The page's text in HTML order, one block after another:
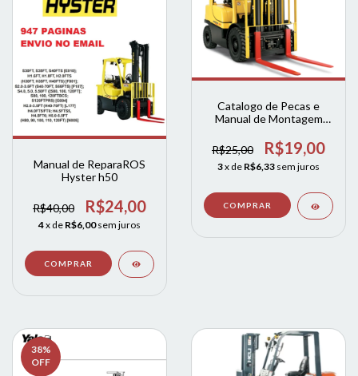
Manual de ReparaROS
Hyster h50
R$40,00 R$24,00
4x de R$6,00 sem juros
Catalogo de Pecas e
Manual de Montagem
H55FT H60FT H70FT
A977 04-2010
R$25,00 R$19,00
3x de R$6,33 sem juros
38%
OFF